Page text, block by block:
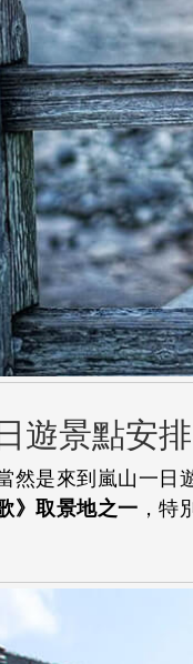
遊景點安
然是來到嵐山一日
》取景地之一 ，特